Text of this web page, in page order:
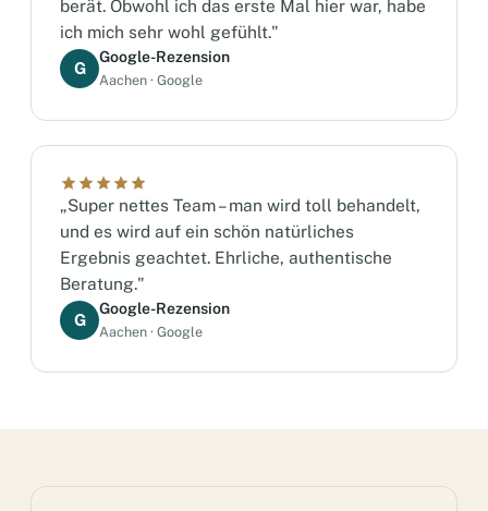
berät. Obwohl ich das erste Mal hier war, habe
ich mich sehr wohl gefühlt."
G
Google-Rezension
Aachen · Google
„Super nettes Team – man wird toll behandelt,
und es wird auf ein schön natürliches
Ergebnis geachtet. Ehrliche, authentische
Beratung."
G
Google-Rezension
Aachen · Google